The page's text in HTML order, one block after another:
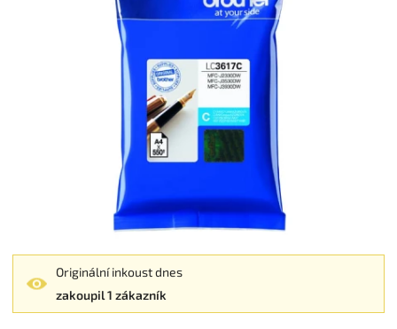
Originální inkoust dnes
zakoupil 1 zákazník